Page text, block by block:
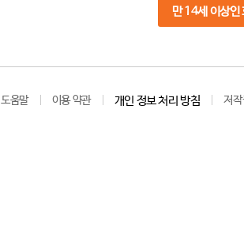
만 14세 이상인
도움말 이용 약관 개인 정보 처리 방침 저